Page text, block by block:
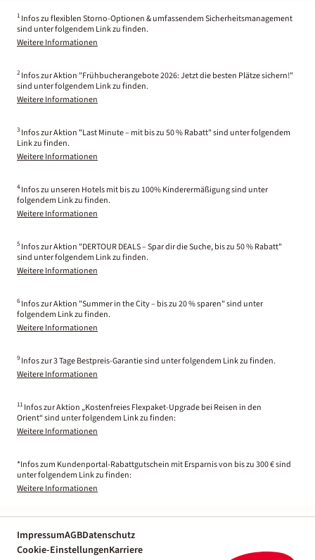
1 Infos zu flexiblen Storno-Optionen & umfassendem Sicherheitsmanagement
sind unter folgendem Link zu finden.
Weitere Informationen
2 Infos zur Aktion "Frühbucherangebote 2026: Jetzt die besten Plätze sichern!"
sind unter folgendem Link zu finden.
Weitere Informationen
3 Infos zur Aktion "Last Minute – mit bis zu 50 % Rabatt" sind unter folgendem
Link zu finden.
Weitere Informationen
4 Infos zu unseren Hotels mit bis zu 100% Kinderermäßigung sind unter
folgendem Link zu finden.
Weitere Informationen
5 Infos zur Aktion "DERTOUR DEALS – Spar dir die Suche, bis zu 50 % Rabatt"
sind unter folgendem Link zu finden.
Weitere Informationen
6 Infos zur Aktion "Summer in the City – bis zu 20 % sparen" sind unter
folgendem Link zu finden.
Weitere Informationen
9 Infos zur 3 Tage Bestpreis-Garantie sind unter folgendem Link zu finden.
Weitere Informationen
11 Infos zur Aktion „Kostenfreies Flexpaket-Upgrade bei Reisen in den
Orient“ sind unter folgendem Link zu finden:
Weitere Informationen
*Infos zum Kundenportal-Rabattgutschein mit Ersparnis von bis zu 300 € sind
unter folgendem Link zu finden:
Weitere Informationen
ImpressumAGBDatenschutz
Cookie-EinstellungenKarriere